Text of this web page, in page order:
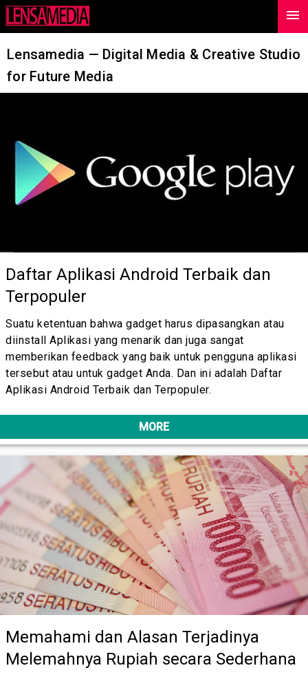
-->
Lensamedia — Digital Media & Creative Studio
for Future Media
Daftar Aplikasi Android Terbaik dan
Terpopuler
Suatu ketentuan bahwa gadget harus dipasangkan atau
diinstall Aplikasi yang menarik dan juga sangat
memberikan feedback yang baik untuk pengguna aplikasi
tersebut atau untuk gadget Anda. Dan ini adalah Daftar
Aplikasi Android Terbaik dan Terpopuler.
MORE
Memahami dan Alasan Terjadinya
Melemahnya Rupiah secara Sederhana
menu